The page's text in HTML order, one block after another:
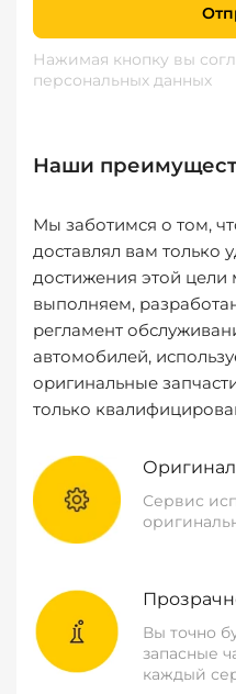
Нажимая кнопку вы
персональных данных
Наши
Мы заботимся о том,
доставлял вам только
достижения этой цели
выполняем,
регламент
автомобилей,
оригинальные
только
Сервис
Вы точно
запасные
каждый